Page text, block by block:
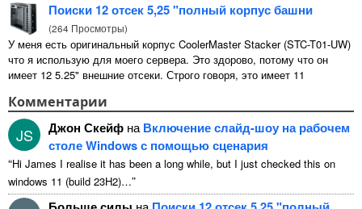
Поиски 12 отсек 5,25 "полный корпус башни
(264 Просмотры)
У меня есть оригинальный корпус CoolerMaster Stacker (STC-T01-UW)
что я использую для моего сервера. Это здорово, потому что он
имеет 12 5.25" внешние отсеки. Строго говоря, это имеет 11
Комментарии
JS Джон Скейф наВключение слайд-шоу на рабочем
столе Windows с помощью сценария
“Hi James I realise it has been a long while, but I just checked this on
windows 11 (build 23H2)…”